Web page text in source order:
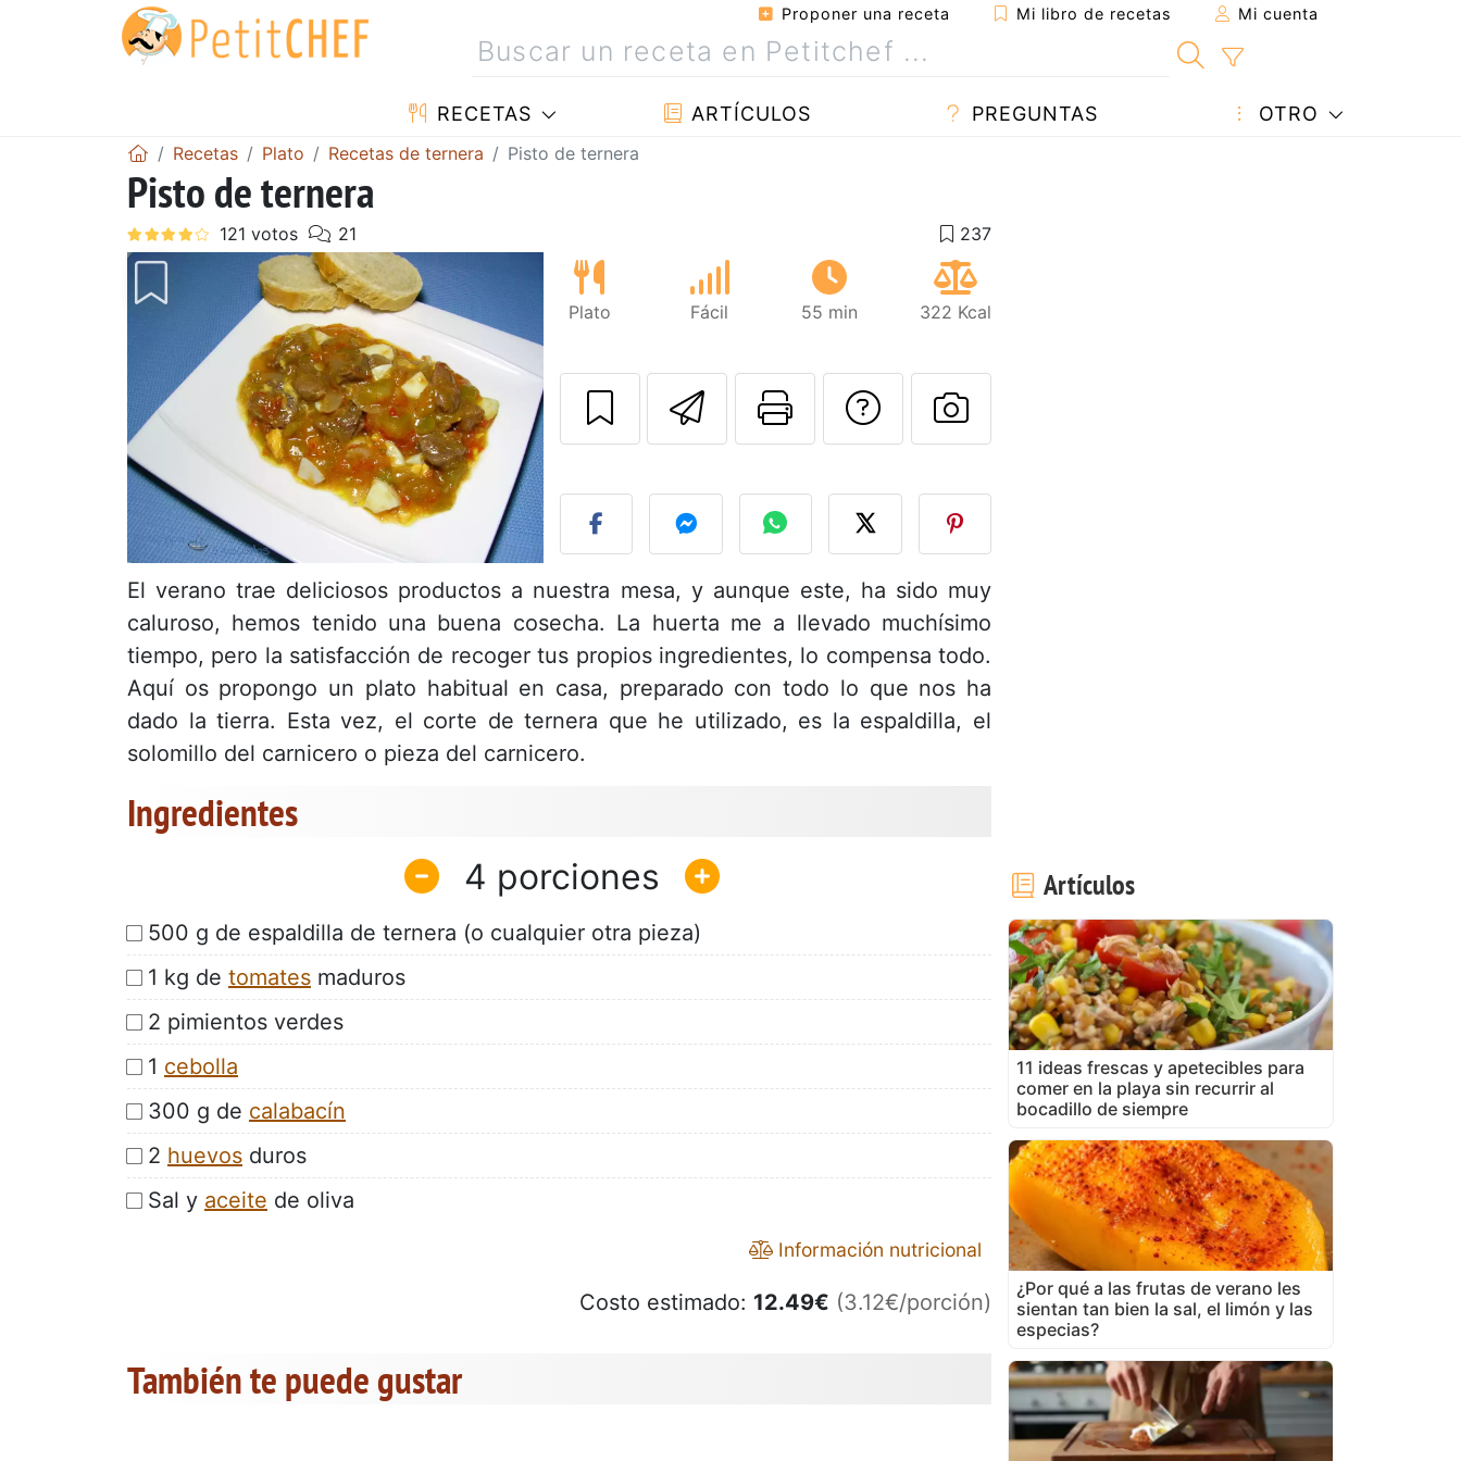
Proponer una receta Mi libro de recetas Mi cuenta
RECETAS ARTÍCULOS PREGUNTAS OTRO
Recetas Plato Recetas de ternera Pisto de ternera
Pisto de ternera
Plato Fácil 55 min 322 Kcal
Enviar esta receta a un amigo
Imprimir esta página
Preguntar al autor
Publicar la foto de esta receta
El verano trae deliciosos productos a nuestra mesa, y aunque este, ha sido muy
caluroso, hemos tenido una buena cosecha. La huerta me a llevado muchísimo
tiempo, pero la satisfacción de recoger tus propios ingredientes, lo compensa todo.
Aquí os propongo un plato habitual en casa, preparado con todo lo que nos ha
dado la tierra. Esta vez, el corte de ternera que he utilizado, es la espaldilla, el
solomillo del carnicero o pieza del carnicero.
Ingredientes
4
500 g de espaldilla de ternera (o cualquier otra pieza)
1 kg de tomates maduros
2 pimientos verdes
1 cebolla
300 g de calabacín
2 huevos duros
Sal y aceite de oliva
Información nutricional
Costo estimado: 12.49€ (3.12€/porción)
También te puede gustar
Artículos
11 ideas frescas y apetecibles para
comer en la playa sin recurrir al
bocadillo de siempre
¿Por qué a las frutas de verano les
sientan tan bien la sal, el limón y las
especias?